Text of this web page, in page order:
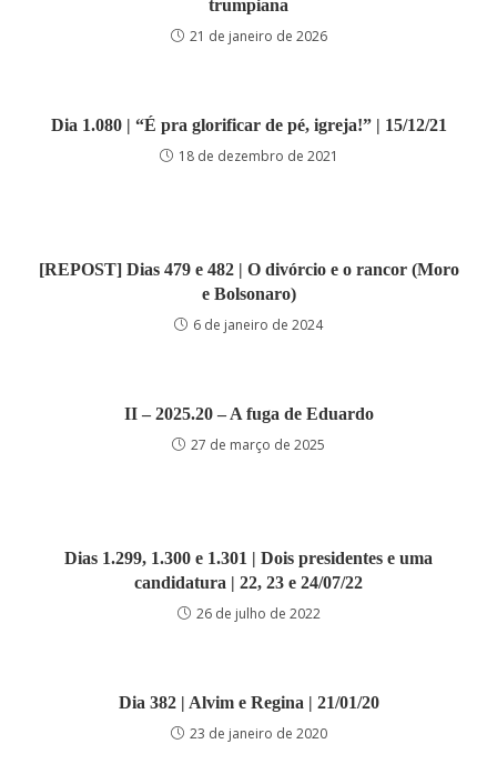
trumpiana
21 de janeiro de 2026
Dia 1.080 | “É pra glorificar de pé, igreja!” | 15/12/21
18 de dezembro de 2021
[REPOST] Dias 479 e 482 | O divórcio e o rancor (Moro
e Bolsonaro)
6 de janeiro de 2024
II – 2025.20 – A fuga de Eduardo
27 de março de 2025
Dias 1.299, 1.300 e 1.301 | Dois presidentes e uma
candidatura | 22, 23 e 24/07/22
26 de julho de 2022
Dia 382 | Alvim e Regina | 21/01/20
23 de janeiro de 2020